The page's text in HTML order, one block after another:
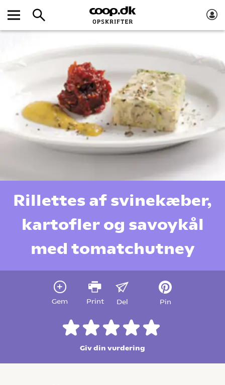
Rillettes af svinekæber,
kartofler og savoykål
med tomatchutney
Gem Print Del Pin
Giv din vurdering